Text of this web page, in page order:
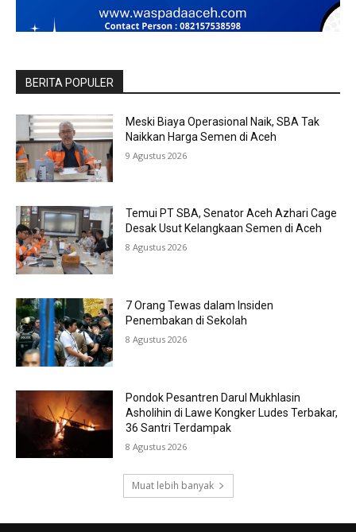
BERITA POPULER
Meski Biaya Operasional Naik, SBA Tak
Naikkan Harga Semen di Aceh
9 Agustus 2026
Temui PT SBA, Senator Aceh Azhari Cage
Desak Usut Kelangkaan Semen di Aceh
8 Agustus 2026
7 Orang Tewas dalam Insiden
Penembakan di Sekolah
8 Agustus 2026
Pondok Pesantren Darul Mukhlasin
Asholihin di Lawe Kongker Ludes Terbakar,
36 Santri Terdampak
8 Agustus 2026
Muat lebih banyak